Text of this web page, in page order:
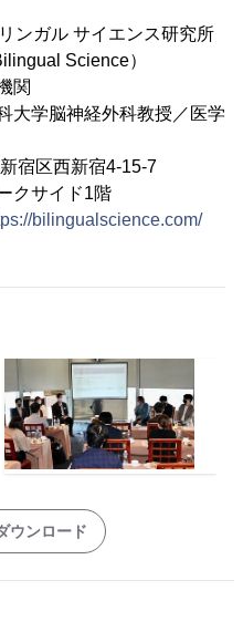
ンガル サイエンス研究所
Science）
関
大学脳神経外科教授／医学
宿区西新宿4-15-7
クサイド1階
bilingualscience.com/
ウンロード